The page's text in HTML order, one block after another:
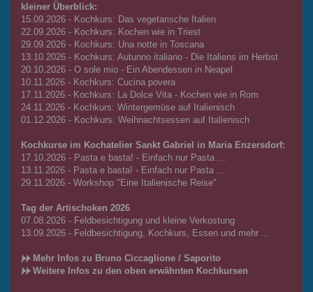
kleiner Überblick:
15.09.2026 - Kochkurs: Das vegetarische Italien
22.09.2026 - Kochkurs: Kochen wie in Triest
29.09.2026 - Kochkurs: Una notte in Toscana
13.10.2026 - Kochkurs: Autunno italiano - Die Italiens im Herbst
20.10.2026 - O sole mio - Ein Abendessen in Neapel
10.11.2026 - Kochkurs: Cucina povera
17.11.2026 - Kochkurs: La Dolce Vita - Kochen wie in Rom
24.11.2026 - Kochkurs: Wintergemüse auf Italienisch
01.12.2026 - Kochkurs: Weihnachtsessen auf Italienisch
Kochkurse im Kochatelier Sankt Gabriel in Maria Enzersdorf:
17.10.2026 - Pasta e basta! - Einfach nur Pasta ...
13.11.2026 - Pasta e basta! - Einfach nur Pasta ...
29.11.2026 - Workshop "Eine Italienische Reise"
Tag der Artischoken 2026
07.08.2026 - Feldbesichtigung und kleine Verkostung
13.09.2026 - Feldbesichtigung, Kochkurs, Essen und mehr ...
Mehr Infos zu Bruno Ciccaglione / Saporito
Weitere Infos zu den oben erwähnten Kochkursen